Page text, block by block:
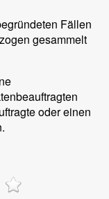
Fällen
gesammelt
oder einen